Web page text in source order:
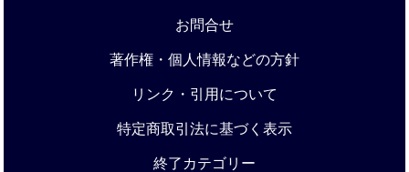
お問合せ
著作権・個人情報などの方針
リンク・引用について
特定商取引法に基づく表示
終了カテゴリー